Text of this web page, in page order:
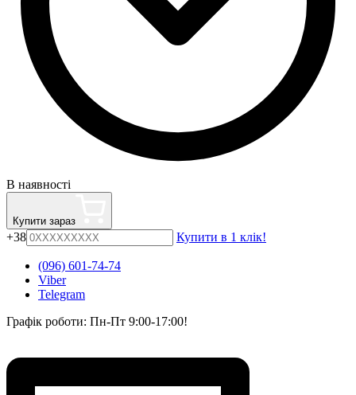
В наявності
Купити зараз
+38 Купити в 1 клік!
(096) 601-74-74
Viber
Telegram
Графік роботи: Пн-Пт 9:00-17:00!